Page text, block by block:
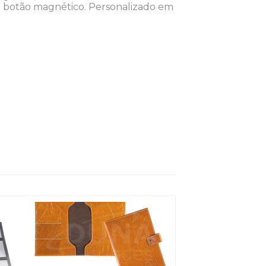
magnético. Personalizado em